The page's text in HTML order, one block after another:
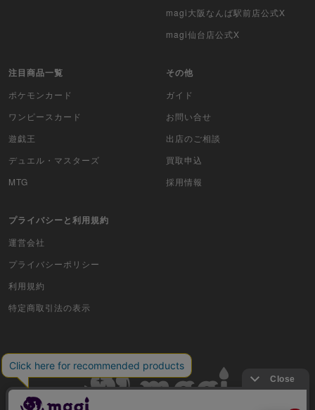
magi大阪なんば駅前店公式X
magi仙台店公式X
注目商品一覧
ポケモンカード
ワンピースカード
遊戯王
デュエル・マスターズ
MTG
その他
ガイド
お問い合せ
出店のご相談
買取申込
採用情報
プライバシーと利用規約
運営会社
プライバシーポリシー
利用規約
特定商取引法の表示